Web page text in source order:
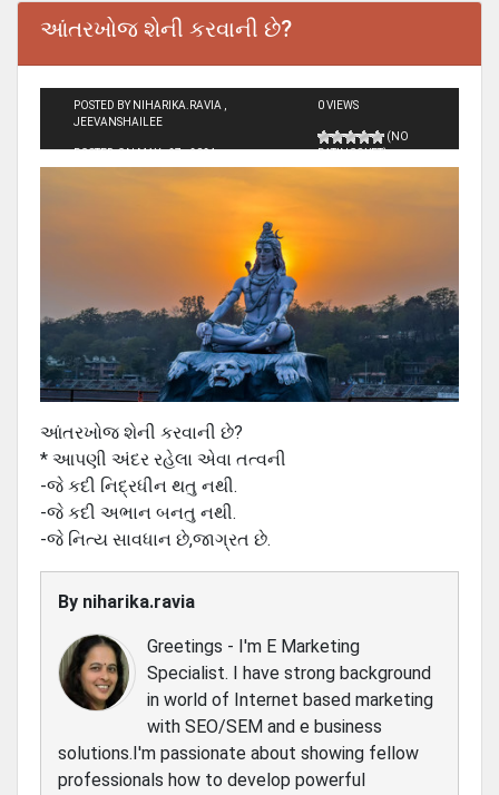
આંતરખોજ શેની કરવાની છે?
POSTED BY NIHARIKA.RAVIA ,
JEEVANSHAILEE
POSTED ON MAY - 27 - 2024
0 VIEWS
(NO
RATINGS YET)
આંતરખોજ શેની કરવાની છે?
* આપણી અંદર રહેલા એવા તત્વની
-જે કદી નિદ્રધીન થતુ નથી.
-જે કદી અભાન બનતુ નથી.
-જે નિત્ય સાવધાન છે,જાગ્રત છે.
By niharika.ravia
Greetings - I'm E Marketing
Specialist. I have strong background
in world of Internet based marketing
with SEO/SEM and e business
solutions.I'm passionate about showing fellow
professionals how to develop powerful